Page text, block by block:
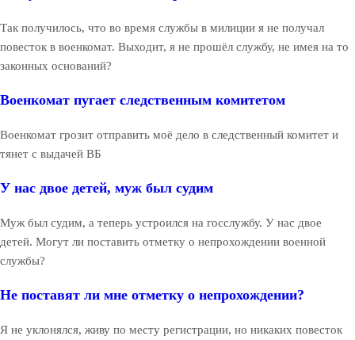
Так получилось, что во время службы в милиции я не получал
повесток в военкомат. Выходит, я не прошёл службу, не имея на то
законных оснований?
Военкомат пугает следственным комитетом
Военкомат грозит отправить моё дело в следственный комитет и
тянет с выдачей ВБ
У нас двое детей, муж был судим
Муж был судим, а теперь устроился на госслужбу. У нас двое
детей. Могут ли поставить отметку о непрохождении военной
службы?
Не поставят ли мне отметку о непрохождении?
Я не уклонялся, живу по месту регистрации, но никаких повесток